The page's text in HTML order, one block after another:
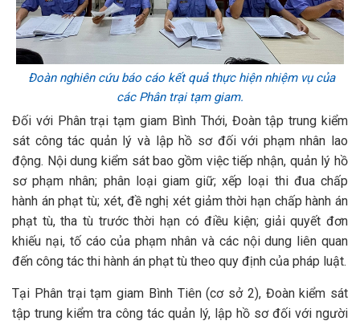
Đoàn nghiên cứu báo cáo kết quả thực hiện nhiệm vụ của
các Phân trại tạm giam.
Đối với Phân trại tạm giam Bình Thới, Đoàn tập trung kiểm
sát công tác quản lý và lập hồ sơ đối với phạm nhân lao
động. Nội dung kiểm sát bao gồm việc tiếp nhận, quản lý hồ
sơ phạm nhân; phân loại giam giữ; xếp loại thi đua chấp
hành án phạt tù; xét, đề nghị xét giảm thời hạn chấp hành án
phạt tù, tha tù trước thời hạn có điều kiện; giải quyết đơn
khiếu nại, tố cáo của phạm nhân và các nội dung liên quan
đến công tác thi hành án phạt tù theo quy định của pháp luật.
Tại Phân trại tạm giam Bình Tiên (cơ sở 2), Đoàn kiểm sát
tập trung kiểm tra công tác quản lý, lập hồ sơ đối với người